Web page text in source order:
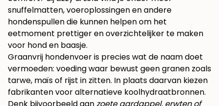
snuffelmatten, voeroplossingen en andere
hondenspullen die kunnen helpen om het
eetmoment prettiger en overzichtelijker te maken
voor hond en baasje.
Graanvrij hondenvoer is precies wat de naam doet
vermoeden: voeding waar bewust geen granen zoals
tarwe, maïs of rijst in zitten. In plaats daarvan kiezen
fabrikanten voor alternatieve koolhydraatbronnen.
Denk bijvoorbeeld aanzoete aardappel, erwten of